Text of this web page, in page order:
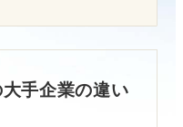
手企業の違い